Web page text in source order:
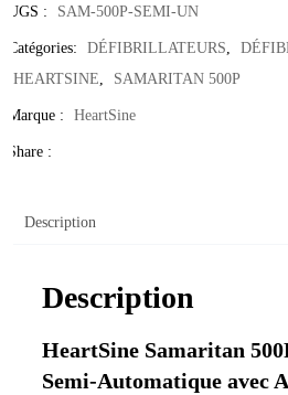
UGS : SAM-500P-SEMI-UN
Catégories: DÉFIBRILLATEURS
HEARTSINE
SAMARITAN 500P
Marque : HeartSine
Share :
Description
Description
HeartSine Samaritan
Semi-Automatique avec